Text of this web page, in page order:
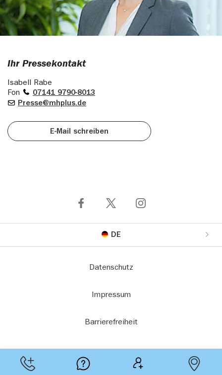
Ihr Pressekontakt
Isabell Rabe
Fon
07141 9790-8013
Presse@mhplus.de
E-Mail schreiben
DE
Datenschutz
Impressum
Barrierefreiheit